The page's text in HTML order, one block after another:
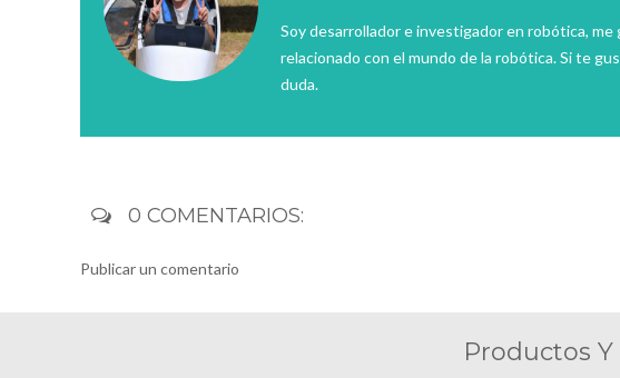
Soy desarrollador e investigador en robótica,
relacionado con el mundo de la robótica. Si te
duda.
0 COMENTARIOS:
Publicar un comentario
Productos